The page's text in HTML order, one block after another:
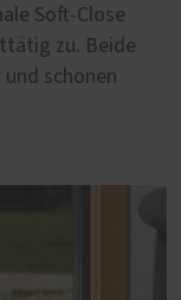
Soft-Close
zu. Beide
schonen